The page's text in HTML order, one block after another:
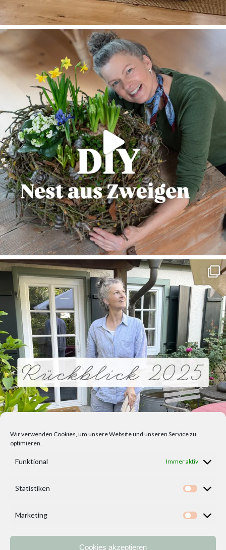
Wir verwenden Cookies, um unsere Website und unseren Service zu
optimieren.
Funktional Immer aktiv
Statistiken
Marketing
Cookies akzeptieren